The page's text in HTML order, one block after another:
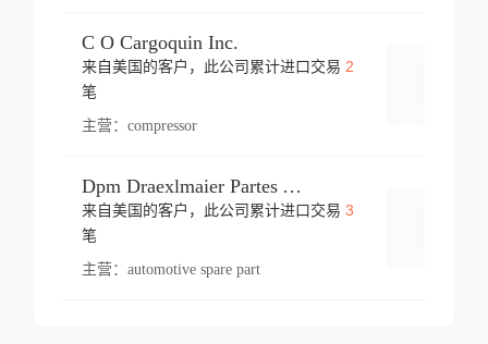
C O Cargoquin Inc.
来自美国的客户，此公司累计进口交易 2
笔
主营： compressor
Dpm Draexlmaier Partes Automotrices Corr Ind Huejotzingo
来自美国的客户，此公司累计进口交易 3
笔
主营： automotive spare part